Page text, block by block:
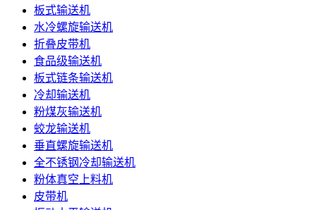
板式输送机
水冷螺旋输送机
折叠皮带机
食品级输送机
板式链条输送机
冷却输送机
粉煤灰输送机
蛟龙输送机
垂直螺旋输送机
全不锈钢冷却输送机
粉体真空上料机
皮带机